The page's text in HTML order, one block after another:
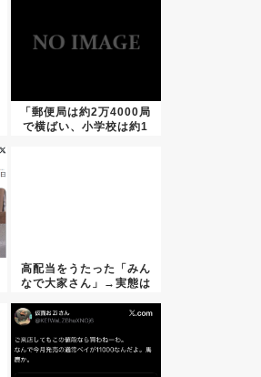
「郵便局は約2万4000局
で横ばい、小学校は約1
高配当をうたった「みん
なで大家さん」→実態は